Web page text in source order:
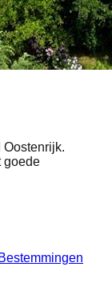
Oostenrijk.
goede
Bestemmingen